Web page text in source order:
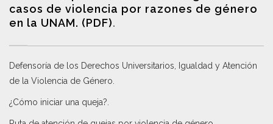
casos de violencia por razones de género
en la UNAM. (PDF).
Defensoría de los Derechos Universitarios, Igualdad y Atención
de la Violencia de Género
¿Cómo iniciar una queja?